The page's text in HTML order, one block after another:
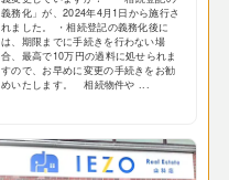
義務化」が、2024年4月1日から施行さ
れました。 ・相続登記の義務化後に
は、期限までに手続きを行わない場
合、最高で10万円の過料に処せられま
すので、お早めに変更の手続きをお勧
めいたします。 相続物件や ...